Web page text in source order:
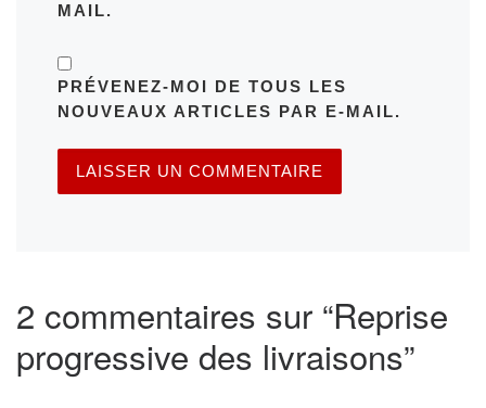
MAIL.
PRÉVENEZ-MOI DE TOUS LES
NOUVEAUX ARTICLES PAR E-MAIL.
2 commentaires sur “Reprise
progressive des livraisons”